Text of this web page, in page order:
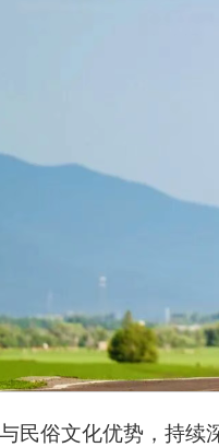
民俗文化优势，持续